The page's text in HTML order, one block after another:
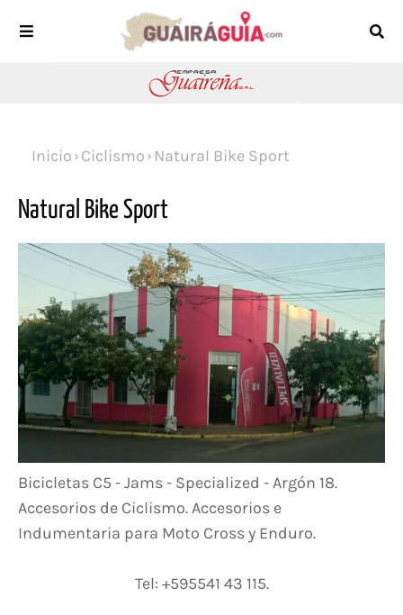
Inicio Ciclismo Natural Bike Sport
Natural Bike Sport
Bicicletas C5 - Jams - Specialized - Argón 18.
Accesorios de Ciclismo. Accesorios e
Indumentaria para Moto Cross y Enduro.
Tel: +595541 43 115.